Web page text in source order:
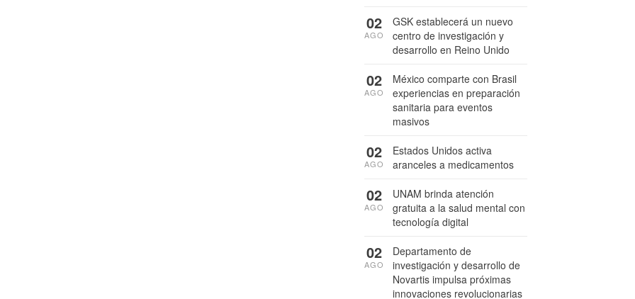
GSK establecerá un nuevo
centro de investigación y
desarrollo en Reino Unido
02
AGO
México comparte con Brasil
experiencias en preparación
sanitaria para eventos
masivos
02
AGO
Estados Unidos activa
aranceles a medicamentos
02
AGO
UNAM brinda atención
gratuita a la salud mental con
tecnología digital
02
AGO
Departamento de
investigación y desarrollo de
Novartis impulsa próximas
innovaciones revolucionarias
02
AGO